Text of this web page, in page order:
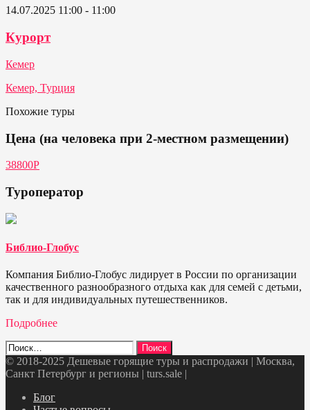
14.07.2025 11:00 - 11:00
Курорт
Кемер
Кемер, Турция
Похожие туры
Цена (на человека при 2-местном размещении)
38800P
Туроператор
Библио-Глобус
Компания Библио-Глобус лидирует в России по организации
качественного разнообразного отдыха как для семей с детьми,
так и для индивидуальных путешественников.
Подробнее
Найти:
© 2018-2025 Дешевые горящие туры и распродажи | Москва,
Санкт Петербург и регионы | turs.sale |
Блог